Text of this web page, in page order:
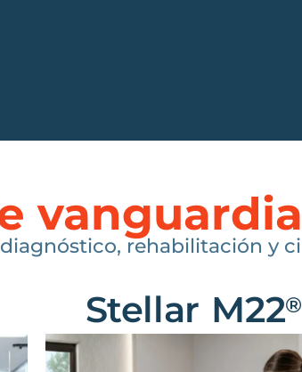
vanguardia
rehabilitación y
Stellar M22®